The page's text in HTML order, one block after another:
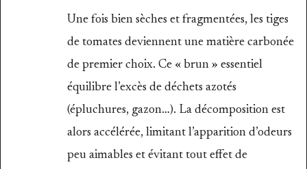
Une fois bien sèches et fragmentées, les tiges
de tomates deviennent une matière carbonée
de premier choix. Ce « brun » essentiel
équilibre l’excès de déchets azotés
(épluchures, gazon…). La décomposition est
alors accélérée, limitant l’apparition d’odeurs
peu aimables et évitant tout effet de